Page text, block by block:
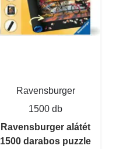
Ravensburger
1500 db
Ravensburger alátét
1500 darabos puzzle